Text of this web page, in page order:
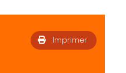
Imprimer